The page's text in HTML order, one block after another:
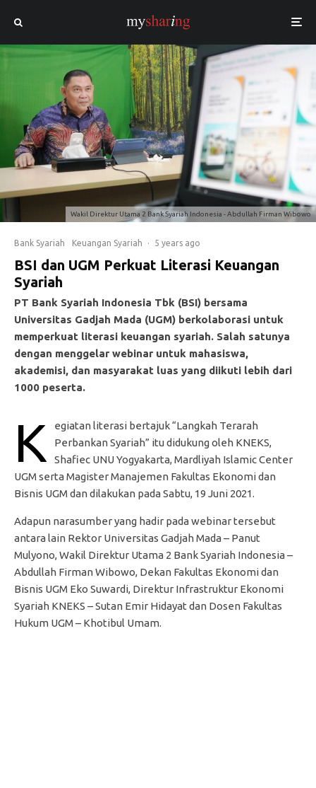
Wakil Direktur Utama 2 Bank Syariah Indonesia - Abdullah Firman Wibowo
Bank Syariah Keuangan Syariah · 5 years ago
BSI dan UGM Perkuat Literasi Keuangan
Syariah
PT Bank Syariah Indonesia Tbk (BSI) bersama
Universitas Gadjah Mada (UGM) berkolaborasi untuk
memperkuat literasi keuangan syariah. Salah satunya
dengan menggelar webinar untuk mahasiswa,
akademisi, dan masyarakat luas yang diikuti lebih dari
1000 peserta.
K
egiatan literasi bertajuk “Langkah Terarah
Perbankan Syariah” itu didukung oleh KNEKS,
Shafiec UNU Yogyakarta, Mardliyah Islamic Center
UGM serta Magister Manajemen Fakultas Ekonomi dan
Bisnis UGM dan dilakukan pada Sabtu, 19 Juni 2021.
Adapun narasumber yang hadir pada webinar tersebut
antara lain Rektor Universitas Gadjah Mada – Panut
Mulyono, Wakil Direktur Utama 2 Bank Syariah Indonesia –
Abdullah Firman Wibowo, Dekan Fakultas Ekonomi dan
Bisnis UGM Eko Suwardi, Direktur Infrastruktur Ekonomi
Syariah KNEKS – Sutan Emir Hidayat dan Dosen Fakultas
Hukum UGM – Khotibul Umam.